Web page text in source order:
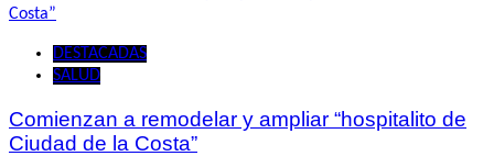
DESTACADAS
SALUD
Comienzan a remodelar y ampliar “hospitalito de
Ciudad de la Costa”